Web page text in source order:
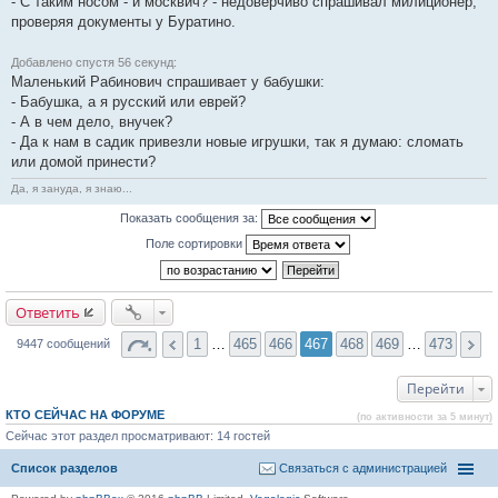
проверяя документы у Буратино.
Добавлено спустя 56 секунд:
Маленький Рабинович спрашивает у бабушки:
- Бабушка, а я русский или еврей?
- А в чем дело, внучек?
- Да к нам в садик привезли новые игрушки, так я думаю: сломать
или домой принести?
Да, я зануда, я знаю...
Показать сообщения за:
Поле сортировки
Ответить
9447 сообщений 1 … 465 466 467 468 469 … 473
Перейти
КТО СЕЙЧАС НА ФОРУМЕ (по активности за 5 минут)
Сейчас этот раздел просматривают: 14 гостей
Список разделов Связаться с администрацией